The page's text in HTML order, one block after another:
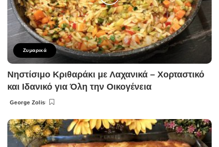
Ζυμαρικά
Νηστίσιμο Κριθαράκι με Λαχανικά – Χορταστικό
και Ιδανικό για Όλη την Οικογένεια
Posted
George Zolis